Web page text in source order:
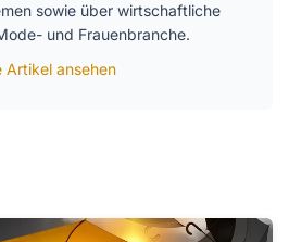
sowie über wirtschaftliche
und Frauenbranche.
Artikel ansehen